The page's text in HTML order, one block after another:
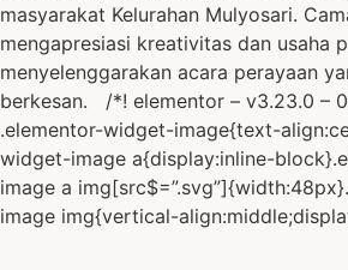
masyarakat Kelurahan Mulyosari.
mengapresiasi kreativitas dan usaha
menyelenggarakan acara perayaan
berkesan. /*! elementor – v3.23.0 –
.elementor-widget-image{text-
widget-image a{display:inline-
image a
image img{vertical-